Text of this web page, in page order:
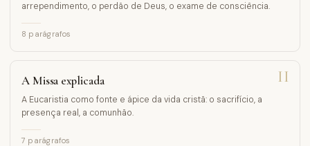
arrependimento, o perdão de Deus, o exame de consciência.
8 parágrafos
II
A Missa explicada
A Eucaristia como fonte e ápice da vida cristã: o sacrifício, a
presença real, a comunhão.
7 parágrafos